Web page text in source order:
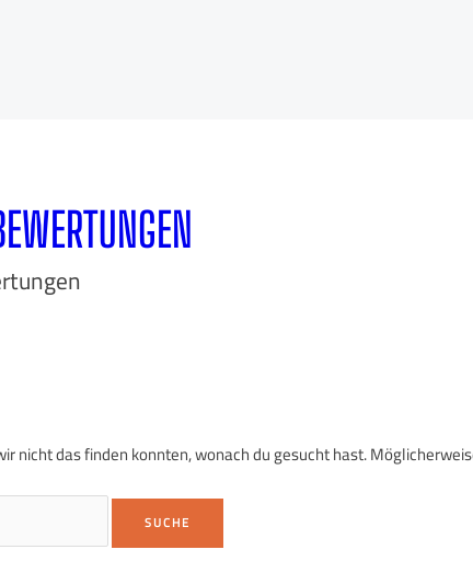
nicht das finden konnten, wonach du gesucht hast.